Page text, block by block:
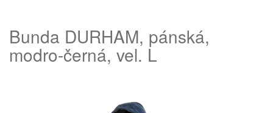
Bunda DURHAM, pánská,
modro-černá, vel. L